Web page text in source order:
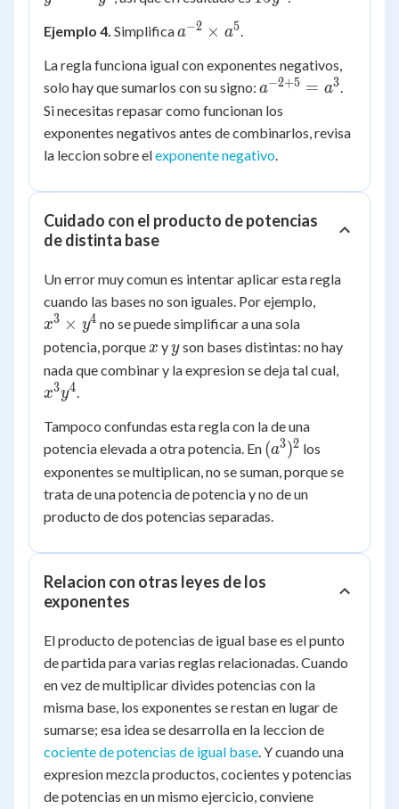
Ejemplo 4. Simplificaa^{-2}
a^5
a−2 × a5.
La regla funciona igual con exponentes negativos,
solo hay que sumarlos con su signo: a^{-2+5}
= a^3
a−2+5 = a3.
Si necesitas repasar como funcionan los
exponentes negativos antes de combinarlos, revisa
la leccion sobre elexponente negativo.
Cuidado con el producto de potencias
de distinta base
Un error muy comun es intentar aplicar esta regla
cuando las bases no son iguales. Por ejemplo,
y^4
x3 × y4 no se puede simplificar a una sola
potencia, porque x
x yy
yson bases distintas: no hay
nada que combinar y la expresion se deja tal cual,
x3y4.
Tampoco confundas esta regla con la de una
potencia elevada a otra potencia. En (a^3)^2
(a3)2 los
exponentes se multiplican, no se suman, porque se
trata de una potencia de potencia y no de un
producto de dos potencias separadas.
Relacion con otras leyes de los
exponentes
El producto de potencias de igual base es el punto
de partida para varias reglas relacionadas. Cuando
en vez de multiplicar divides potencias con la
misma base, los exponentes se restan en lugar de
sumarse; esa idea se desarrolla en la leccion de
cociente de potencias de igual base. Y cuando una
expresion mezcla productos, cocientes y potencias
de potencias en un mismo ejercicio, conviene